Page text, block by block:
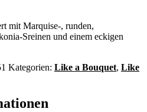
mit Marquise-, runden,
Sreinen und einem eckigen
Kategorien: Like a Bouquet, Like